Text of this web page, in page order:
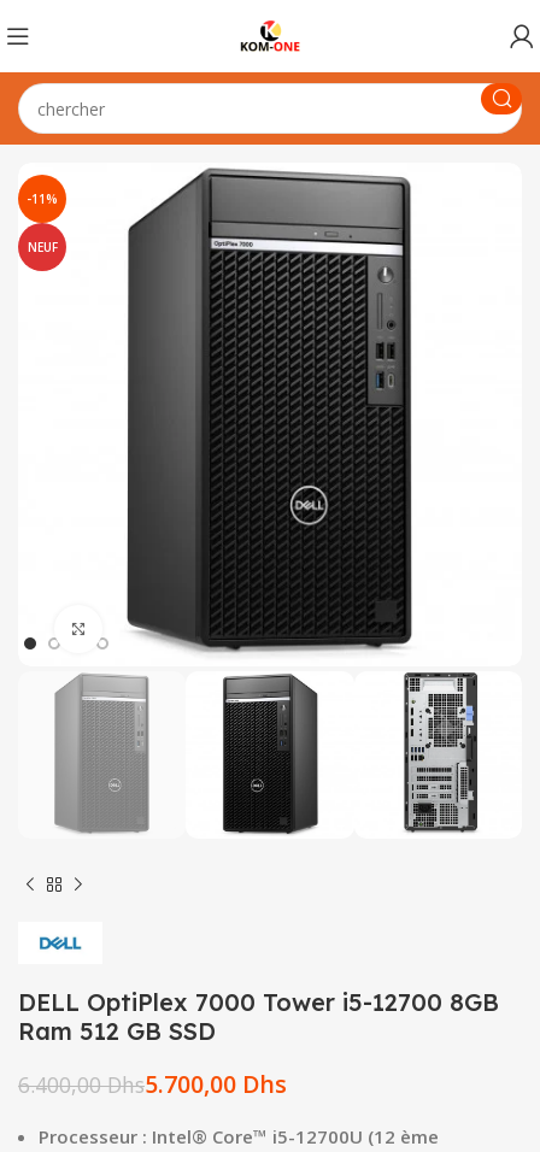
-11%
NEUF
Click to enlarge
DELL OptiPlex 7000 Tower i5-12700 8GB
Ram 512 GB SSD
6.400,00Dhs5.700,00 Dhs
Processeur : Intel® Core™ i5-12700U (12 ème